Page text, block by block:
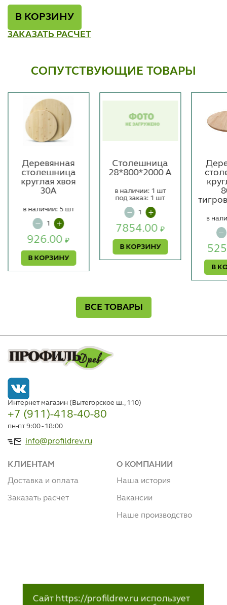
В КОРЗИНУ
ЗАКАЗАТЬ РАСЧЕТ
СОПУТСТВУЮЩИЕ ТОВАРЫ
Деревянная
столешница
круглая хвоя
30А
926.00₽
В КОРЗИНУ
в наличии: 5 шт
Столешница
28*800*2000 А
7854.00₽
В КОРЗИНУ
в наличии: 1 шт
под заказ: 1 шт
В
в
ВСЕ ТОВАРЫ
Интернет магазин (Вытегорское ш., 110)
+7 (911)-418-40-80
пн-пт 9:00 - 18:00
info@profildrev.ru
КЛИЕНТАМ
Доставка и оплата
Заказать расчет
О КОМПАНИИ
Наша история
Вакансии
Наше производство
Сайт https://profildrev.ru использует